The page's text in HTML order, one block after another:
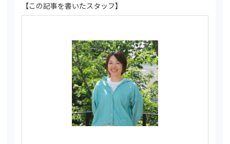
【この記事を書いたスタッフ】